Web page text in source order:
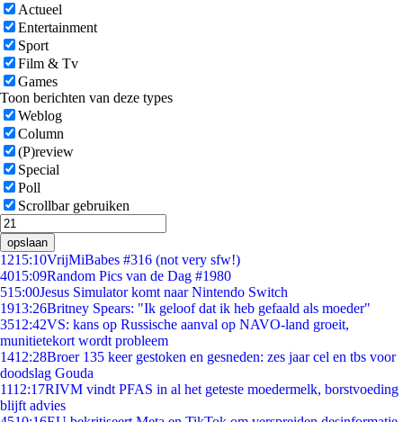
Actueel
Entertainment
Sport
Film & Tv
Games
Toon berichten van deze types
Weblog
Column
(P)review
Special
Poll
Scrollbar gebruiken
opslaan
1215:10VrijMiBabes #316 (not very sfw!)
4015:09Random Pics van de Dag #1980
515:00Jesus Simulator komt naar Nintendo Switch
1913:26Britney Spears: "Ik geloof dat ik heb gefaald als moeder"
3512:42VS: kans op Russische aanval op NAVO-land groeit,
munitietekort wordt probleem
1412:28Broer 135 keer gestoken en gesneden: zes jaar cel en tbs voor
doodslag Gouda
1112:17RIVM vindt PFAS in al het geteste moedermelk, borstvoeding
blijft advies